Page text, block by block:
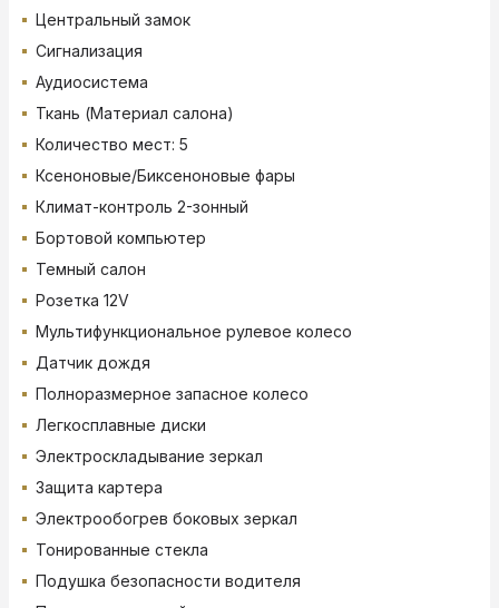
Центральный замок
Сигнализация
Аудиосистема
Ткань (Материал салона)
Количество мест: 5
Ксеноновые/Биксеноновые фары
Климат-контроль 2-зонный
Бортовой компьютер
Темный салон
Розетка 12V
Мультифункциональное рулевое колесо
Датчик дождя
Полноразмерное запасное колесо
Легкосплавные диски
Электроскладывание зеркал
Защита картера
Электрообогрев боковых зеркал
Тонированные стекла
Подушка безопасности водителя